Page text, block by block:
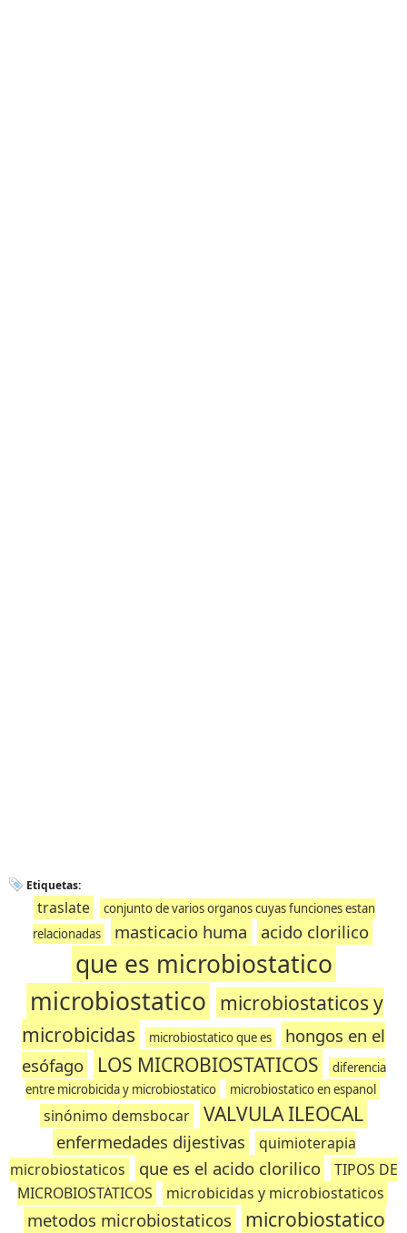
Etiquetas:
traslate
conjunto de varios organos cuyas funciones estan
relacionadas
masticacio huma acido clorilico
que es microbiostatico
microbiostatico microbiostaticos y
microbicidas
microbiostatico que es
hongos en el
esófago
LOS MICROBIOSTATICOS
diferencia
entre microbicida y microbiostatico
microbiostatico en espanol
sinónimo demsbocar VALVULA ILEOCAL
enfermedades dijestivas
quimioterapia
microbiostaticos
que es el acido clorilico
TIPOS DE
MICROBIOSTATICOS
microbicidas y microbiostaticos
metodos microbiostaticos
microbiostatico